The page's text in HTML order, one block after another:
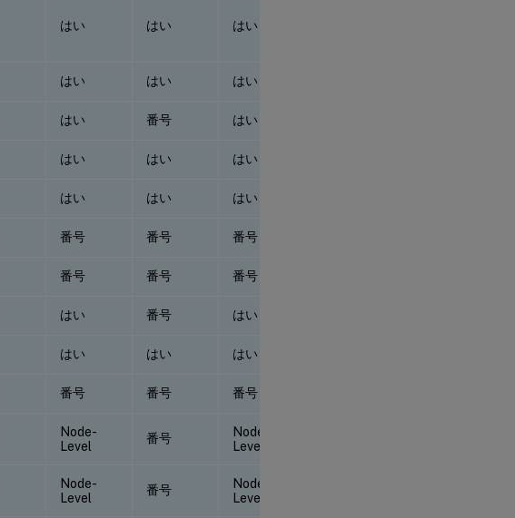
はい はい はい
はい はい はい
はい 番号 はい
はい はい はい
はい はい はい
番号 番号 番号
番号 番号 番号
はい 番号 はい
はい はい はい
番号 番号 番号
Node-
Level
番号
Node-
Level
Node-
Level
番号
Node-
Level